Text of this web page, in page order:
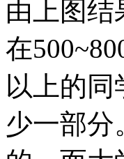
由上图结
在
以上的同
少一部分